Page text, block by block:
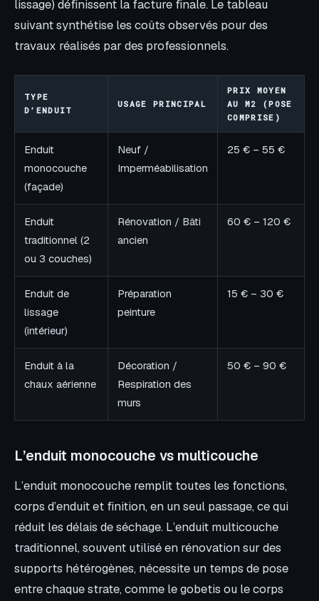
lissage) définissent la facture finale. Le tableau
suivant synthétise les coûts observés pour des
travaux réalisés par des professionnels.
TYPE
D’ENDUIT
USAGE PRINCIPAL
PRIX MOYEN
AU M2 (POSE
COMPRISE)
Enduit
monocouche
(façade)
Neuf /
Imperméabilisation
25 € – 55 €
Enduit
traditionnel (2
ou 3 couches)
Rénovation / Bâti
ancien
60 € – 120 €
Enduit de
lissage
(intérieur)
Préparation
peinture
15 € – 30 €
Enduit à la
chaux aérienne
Décoration /
Respiration des
murs
50 € – 90 €
L’enduit monocouche vs multicouche
L’enduit monocouche remplit toutes les fonctions,
corps d’enduit et finition, en un seul passage, ce qui
réduit les délais de séchage. L’enduit multicouche
traditionnel, souvent utilisé en rénovation sur des
supports hétérogènes, nécessite un temps de pose
entre chaque strate, comme le gobetis ou le corps